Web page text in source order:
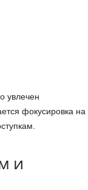
увлечен
фокусировка на
и